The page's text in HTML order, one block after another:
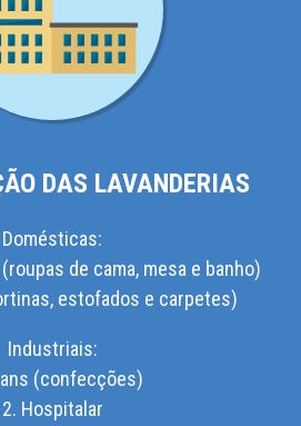
DAS LAVANDERIAS
Domésticas:
de cama, mesa e banho)
estofados e carpetes)
Industriais:
(confecções)
2. Hospitalar